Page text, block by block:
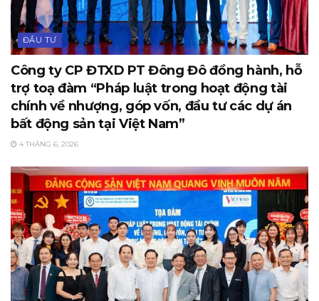
ĐẦU TƯ
Công ty CP ĐTXD PT Đông Đô đồng hành, hỗ
trợ toạ đàm “Pháp luật trong hoạt động tài
chính về nhượng, góp vốn, đầu tư các dự án
bất động sản tại Việt Nam”
4 THÁNG 6, 2026